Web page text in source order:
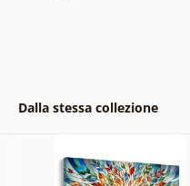
Dalla stessa collezione